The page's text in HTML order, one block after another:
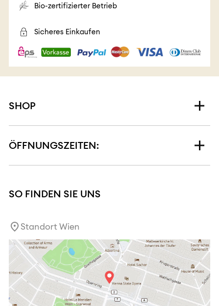
Bio-zertifizierter Betrieb
Sicheres Einkaufen
SHOP
ÖFFNUNGSZEITEN:
SO FINDEN SIE UNS
Standort Wien